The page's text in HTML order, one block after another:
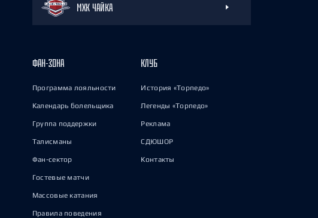
МХК ЧАЙКА
ФАН-ЗОНА
Программа лояльности
Календарь болельщика
Группа поддержки
Талисманы
Фан-сектор
Гостевые матчи
Массовые катания
Правила поведения
КЛУБ
История «Торпедо»
Легенды «Торпедо»
Реклама
СДЮШОР
Контакты